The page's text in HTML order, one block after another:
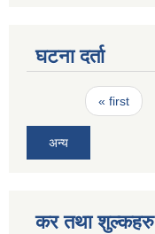
घटना दर्ता
Pages« first
अन्य
कर तथा शुल्कहरु